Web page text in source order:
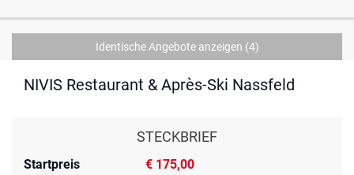
Identische Angebote anzeigen (4)
NIVIS Restaurant & Après-Ski Nassfeld
STECKBRIEF
Startpreis
€ 175,00